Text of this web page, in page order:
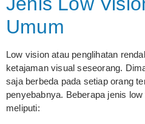
Umum
Low vision atau penglihatan
ketajaman visual seseorang.
saja berbeda pada setiap orang
penyebabnya. Beberapa jenis
meliputi: